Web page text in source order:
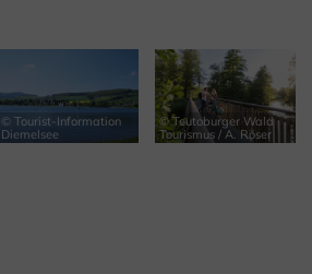
© Tourist-Information
Diemelsee
© Teutoburger Wald
Tourismus / A. Röser